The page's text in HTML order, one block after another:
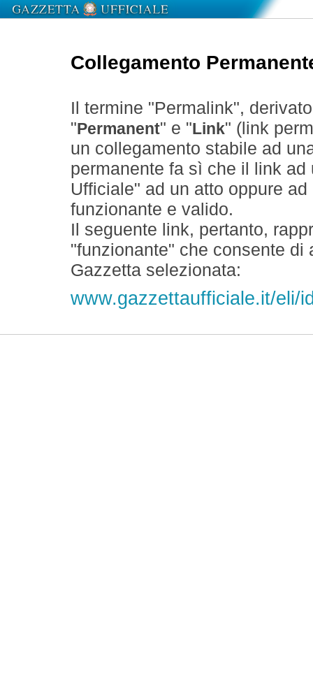
Collegamento
Il termine "Permalink",
" Permanent" e " Link" (link
un collegamento stabile ad
permanente fa sì che il link
Ufficiale" ad un atto oppure
funzionante e valido.
Il seguente link, pertanto,
"funzionante" che consente
Gazzetta selezionata:
www.gazzettaufficiale.it/eli/